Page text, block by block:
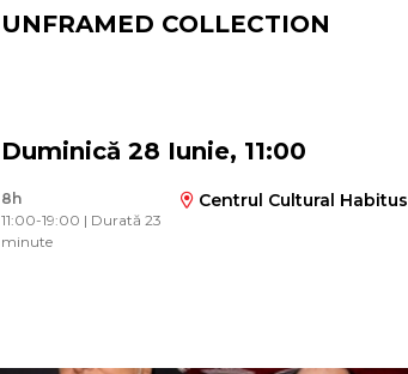
UNFRAMED COLLECTION
Duminică 28 Iunie, 11:00
8h
11:00-19:00 | Durată 23
minute
Centrul Cultural Habitus